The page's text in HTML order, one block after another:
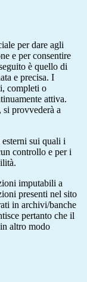
per dare agli
e per consentire
è quello di
e precisa. I
completi o
attiva.
si provvederà a
sui quali i
controllo e per i
imputabili a
presenti nel sito
in archivi/banche
pertanto che il
altro modo